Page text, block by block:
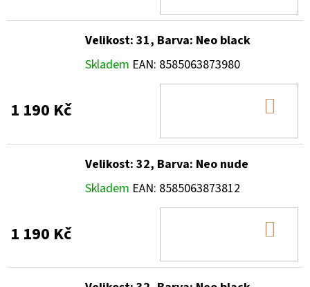
Velikost: 31, Barva: Neo black
Skladem EAN: 8585063873980
1 190 Kč
Velikost: 32, Barva: Neo nude
Skladem EAN: 8585063873812
1 190 Kč